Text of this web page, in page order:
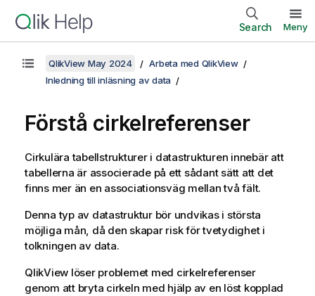
Search Meny
QlikView May 2024
Arbeta med QlikView
Inledning till inläsning av data
Förstå cirkelreferenser
Cirkulära tabellstrukturer i datastrukturen innebär att
tabellerna är associerade på ett sådant sätt att det
finns mer än en associationsväg mellan två fält.
Denna typ av datastruktur bör undvikas i största
möjliga mån, då den skapar risk för tvetydighet i
tolkningen av data.
QlikView löser problemet med cirkelreferenser
genom att bryta cirkeln med hjälp av en löst kopplad